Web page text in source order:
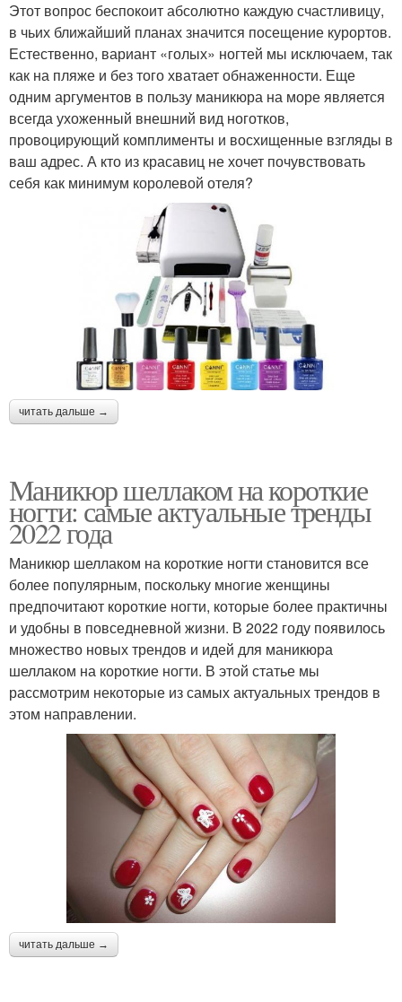
Этот вопрос беспокоит абсолютно каждую счастливицу,
в чьих ближайший планах значится посещение курортов.
Естественно, вариант «голых» ногтей мы исключаем, так
как на пляже и без того хватает обнаженности. Еще
одним аргументов в пользу маникюра на море является
всегда ухоженный внешний вид ноготков,
провоцирующий комплименты и восхищенные взгляды в
ваш адрес. А кто из красавиц не хочет почувствовать
себя как минимум королевой отеля?
читать дальше →
Маникюр шеллаком на короткие
ногти: самые актуальные тренды
2022 года
Маникюр шеллаком на короткие ногти становится все
более популярным, поскольку многие женщины
предпочитают короткие ногти, которые более практичны
и удобны в повседневной жизни. В 2022 году появилось
множество новых трендов и идей для маникюра
шеллаком на короткие ногти. В этой статье мы
рассмотрим некоторые из самых актуальных трендов в
этом направлении.
читать дальше →